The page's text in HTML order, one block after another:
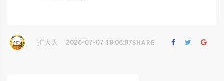
扩大人 2026-07-07 18:06:07SHARE